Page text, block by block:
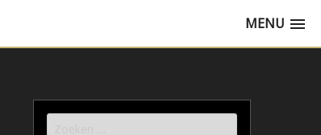
MENU